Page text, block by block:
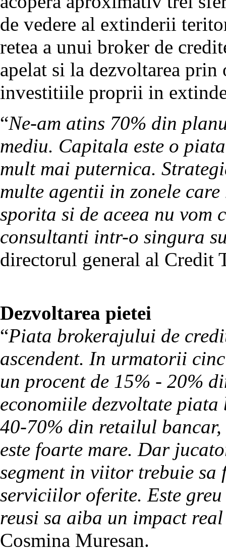
de vedere al extinderii
retea a unui broker de
apelat si la dezvoltarea
investitiile proprii in
“Ne-am atins 70% din
mediu. Capitala este o
mult mai puternica.
multe agentii in zonele
sporita si de aceea nu vom
consultanti intr-o singura
directorul general al Credit
Dezvoltarea pietei
“Piata brokerajului de
ascendent. In urmatorii
un procent de 15% - 20%
economiile dezvoltate
40-70% din retailul
este foarte mare. Dar
segment in viitor trebuie
serviciilor oferite. Este
reusi sa aiba un impact
Cosmina Muresan.